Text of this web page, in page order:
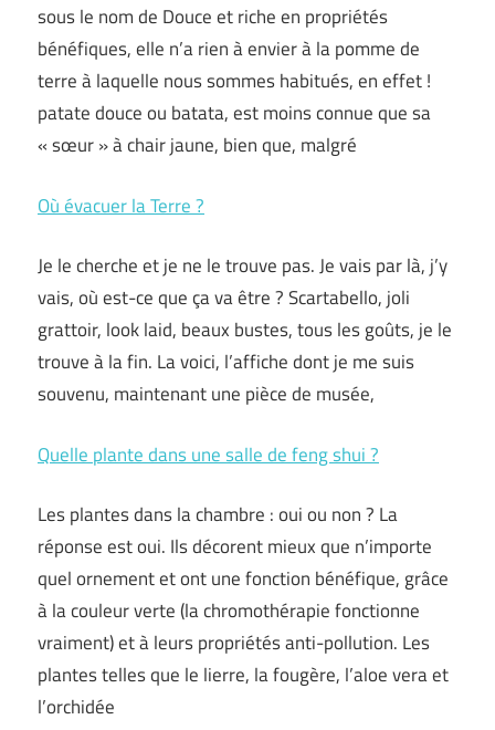
sous le nom de Douce et riche en propriétés
bénéfiques, elle n’a rien à envier à la pomme de
terre à laquelle nous sommes habitués, en effet !
patate douce ou batata, est moins connue que sa
« sœur » à chair jaune, bien que, malgré
Où évacuer la Terre ?
Je le cherche et je ne le trouve pas. Je vais par là, j’y
vais, où est-ce que ça va être ? Scartabello, joli
grattoir, look laid, beaux bustes, tous les goûts, je le
trouve à la fin. La voici, l’affiche dont je me suis
souvenu, maintenant une pièce de musée,
Quelle plante dans une salle de feng shui ?
Les plantes dans la chambre : oui ou non ? La
réponse est oui. Ils décorent mieux que n’importe
quel ornement et ont une fonction bénéfique, grâce
à la couleur verte (la chromothérapie fonctionne
vraiment) et à leurs propriétés anti-pollution. Les
plantes telles que le lierre, la fougère, l’aloe vera et
l’orchidée